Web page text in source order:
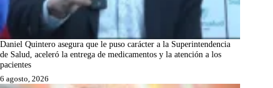
Daniel Quintero asegura que le puso carácter a la Superintendencia
de Salud, aceleró la entrega de medicamentos y la atención a los
pacientes
6 agosto, 2026